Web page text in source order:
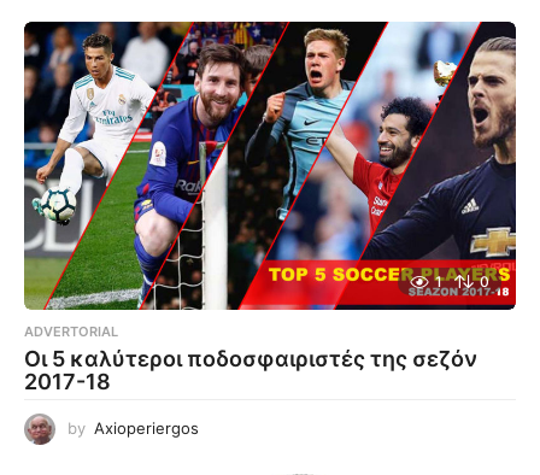
1 0
ADVERTORIAL
Οι 5 καλύτεροι ποδοσφαιριστές της σεζόν
2017-18
by Axioperiergos